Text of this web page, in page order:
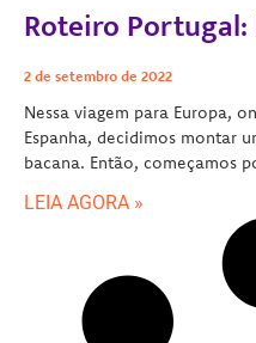
Roteiro
2 de setembro de 2022
Nessa viagem para Europa,
Espanha, decidimos montar
bacana. Então, começamos
LEIA AGORA »